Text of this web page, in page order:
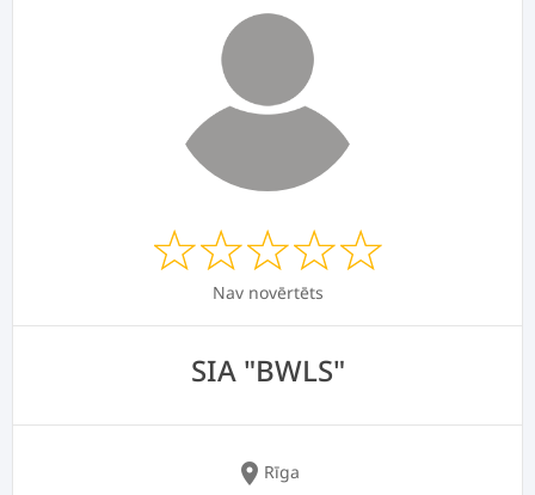
Nav novērtēts
SIA "BWLS"
location_on Rīga